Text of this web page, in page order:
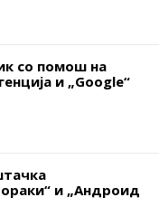
со помош на
и „Google“
и „Андроид